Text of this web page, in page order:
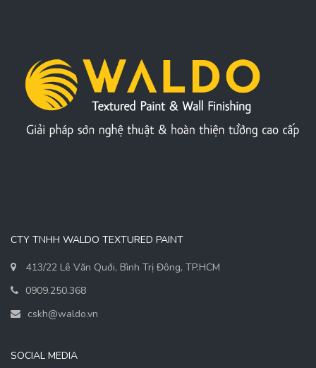
CTY TNHH WALDO TEXTURED PAINT
413/22 Lê Văn Quới, Bình Trị Đông, TP.HCM
0909.250.368
cskh@waldo.vn
SOCIAL MEDIA